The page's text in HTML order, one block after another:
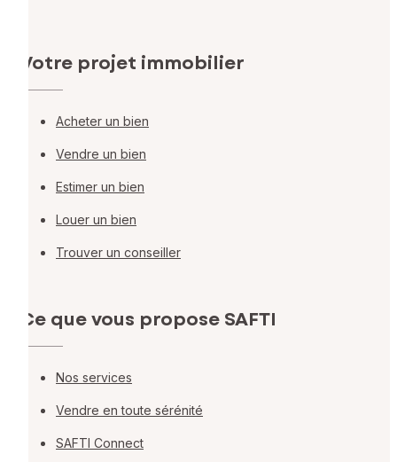
Votre projet immobilier
Acheter un bien
Vendre un bien
Estimer un bien
Louer un bien
Trouver un conseiller
Ce que vous propose SAFTI
Nos services
Vendre en toute sérénité
SAFTI Connect